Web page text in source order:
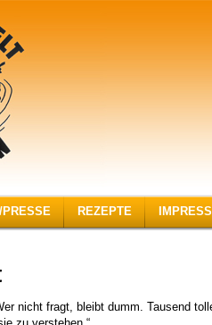
PRESSE REZEPTE
nicht fragt, bleibt dumm. Tausend